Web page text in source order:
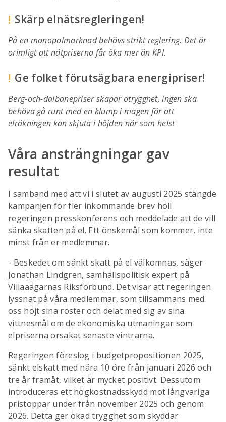
! Skärp elnätsregleringen!
På en monopolmarknad behövs strikt reglering. Det är
orimligt att nätpriserna får öka mer än KPI.
! Ge folket förutsägbara energipriser!
Berg-och-dalbanepriser skapar otrygghet, ingen ska
behöva gå runt med en klump i magen för att
elräkningen kan skjuta i höjden när som helst
Våra ansträngningar gav
resultat
I samband med att vi i slutet av augusti 2025 stängde
kampanjen för fler inkommande brev höll
regeringen presskonferens och meddelade att de vill
sänka skatten på el. Ett önskemål som kommer, inte
minst från er medlemmar.
- Beskedet om sänkt skatt på el välkomnas, säger
Jonathan Lindgren, samhällspolitisk expert på
Villaaägarnas Riksförbund. Det visar att regeringen
lyssnat på våra medlemmar, som tillsammans med
oss höjt sina röster och delat med sig av sina
vittnesmål om de ekonomiska utmaningar som
elpriserna orsakat senaste vintrarna.
Regeringen föreslog i budgetpropositionen 2025,
sänkt elskatt med nära 10 öre från januari 2026 och
tre år framåt, vilket är mycket positivt. Dessutom
introduceras ett högkostnadsskydd mot långvariga
pristoppar under från november 2025 och genom
2026. Detta ger ökad trygghet som skyddar